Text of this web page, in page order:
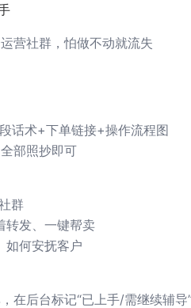
营社群，怕做不动就流失
话术+下单链接+操作流程图
部照抄即可
群
转发、一键帮卖
如何安抚客户
在后台标记“已上手/需继续辅导